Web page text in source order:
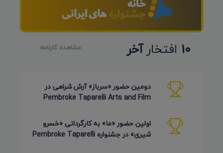
10 افتخارآخر مشاهده کارنامه
دومین حضور «سرباز» آرش شراهی در
Pembroke Taparelli Arts and Film
اولین حضور «ما» به کارگردانی «خسرو
شیری» در جشنواره Pembroke Taparelli